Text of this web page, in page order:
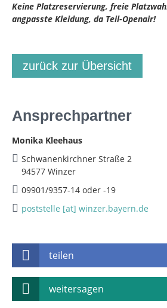
Keine Platzreservierung, freie
angpasste Kleidung, da Teil-Openair!
zurück zur Übersicht
Ansprechpartner
Monika Kleehaus
Schwanenkirchner Straße 2
94577 Winzer
09901/9357-14 oder -19
poststelle [at] winzer.bayern.de
teilen
weitersagen